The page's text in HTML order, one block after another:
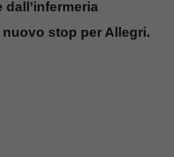
nuovo stop per Allegri.